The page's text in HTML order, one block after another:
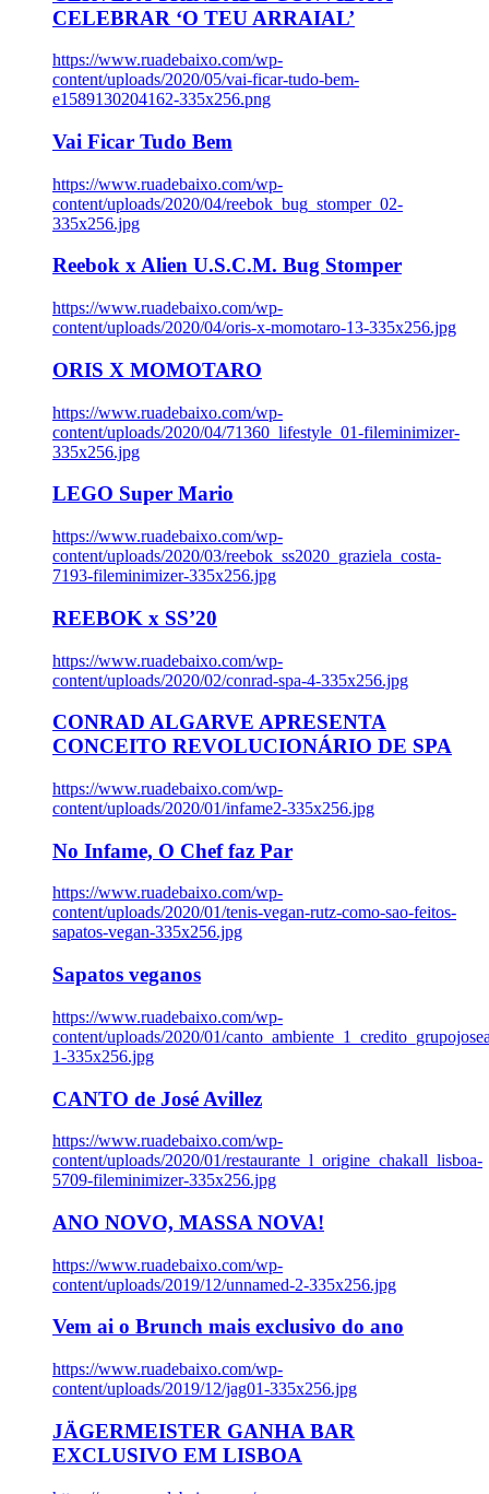
CELEBRAR ‘O TEU ARRAIAL’
https://www.ruadebaixo.com/wp-
content/uploads/2020/05/vai-ficar-tudo-bem-
e1589130204162-335x256.png
Vai Ficar Tudo Bem
https://www.ruadebaixo.com/wp-
content/uploads/2020/04/reebok_bug_stomper_02-
335x256.jpg
Reebok x Alien U.S.C.M. Bug Stomper
https://www.ruadebaixo.com/wp-
content/uploads/2020/04/oris-x-momotaro-13-335x256.jpg
ORIS X MOMOTARO
https://www.ruadebaixo.com/wp-
content/uploads/2020/04/71360_lifestyle_01-fileminimizer-
335x256.jpg
LEGO Super Mario
https://www.ruadebaixo.com/wp-
content/uploads/2020/03/reebok_ss2020_graziela_costa-
7193-fileminimizer-335x256.jpg
REEBOK x SS’20
https://www.ruadebaixo.com/wp-
content/uploads/2020/02/conrad-spa-4-335x256.jpg
CONRAD ALGARVE APRESENTA
CONCEITO REVOLUCIONÁRIO DE SPA
https://www.ruadebaixo.com/wp-
content/uploads/2020/01/infame2-335x256.jpg
No Infame, O Chef faz Par
https://www.ruadebaixo.com/wp-
content/uploads/2020/01/tenis-vegan-rutz-como-sao-feitos-
sapatos-vegan-335x256.jpg
Sapatos veganos
https://www.ruadebaixo.com/wp-
content/uploads/2020/01/
1-335x256.jpg
CANTO de José Avillez
https://www.ruadebaixo.com/wp-
content/uploads/2020/01/restaurante_l_origine_chakall_lisboa-
5709-fileminimizer-335x256.jpg
ANO NOVO, MASSA NOVA!
https://www.ruadebaixo.com/wp-
content/uploads/2019/12/unnamed-2-335x256.jpg
Vem ai o Brunch mais exclusivo do ano
https://www.ruadebaixo.com/wp-
content/uploads/2019/12/jag01-335x256.jpg
JÄGERMEISTER GANHA BAR
EXCLUSIVO EM LISBOA